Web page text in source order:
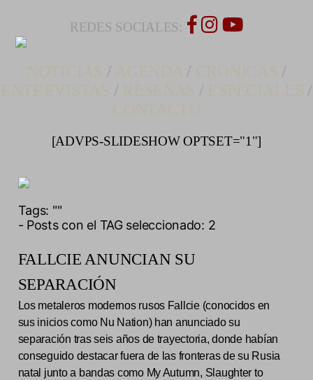
REDES SOCIALES:
/ /
/
/ /
/
[ADVPS-SLIDESHOW OPTSET="1"]
Tags: ""
- Posts con el TAG seleccionado: 2
FALLCIE ANUNCIAN SU
SEPARACIÓN
Los metaleros modernos rusos Fallcie (conocidos en
sus inicios como Nu Nation) han anunciado su
separación tras seis años de trayectoria, donde habían
conseguido destacar fuera de las fronteras de su Rusia
natal junto a bandas como My Autumn, Slaughter to